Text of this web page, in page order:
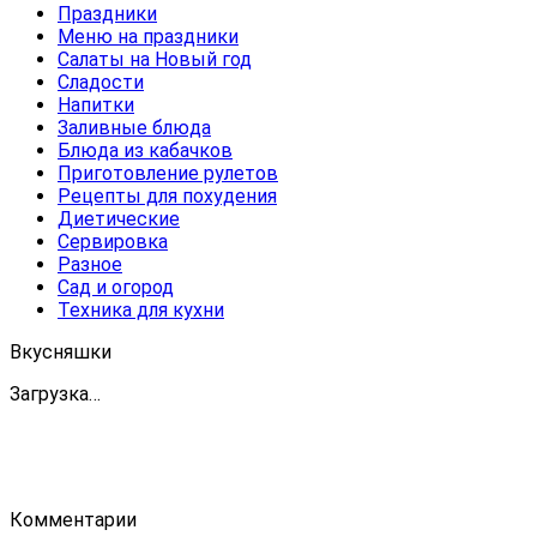
Праздники
Меню на праздники
Салаты на Новый год
Сладости
Напитки
Заливные блюда
Блюда из кабачков
Приготовление рулетов
Рецепты для похудения
Диетические
Сервировка
Разное
Сад и огород
Техника для кухни
Вкусняшки
Загрузка…
Комментарии